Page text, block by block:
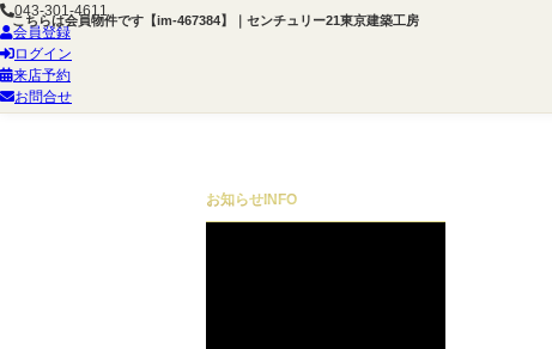
こちらは会員物件です【im-467384】｜センチュリー21東京建築工房
043-301-4611
会員登録
ログイン
来店予約
お問合せ
お知らせ INFO